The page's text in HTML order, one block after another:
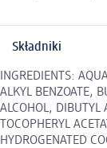
Składniki
INGREDIENTS:
ALKYL BENZOATE,
ALCOHOL, DIBUTYL
TOCOPHERYL
HYDROGENATED